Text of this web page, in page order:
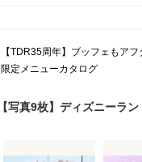
【TDR35周年】ブッフェもア
限定メニューカタログ
【写真9枚】ディズニーラ